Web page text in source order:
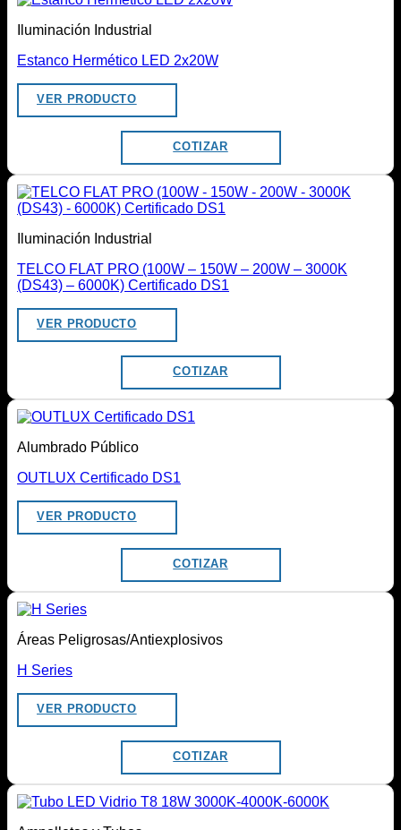
Iluminación Industrial
Estanco Hermético LED 2x20W
VER PRODUCTO
COTIZAR
Iluminación Industrial
TELCO FLAT PRO (100W – 150W – 200W – 3000K
(DS43) – 6000K) Certificado DS1
VER PRODUCTO
COTIZAR
Alumbrado Público
OUTLUX Certificado DS1
VER PRODUCTO
COTIZAR
Áreas Peligrosas/Antiexplosivos
H Series
VER PRODUCTO
COTIZAR